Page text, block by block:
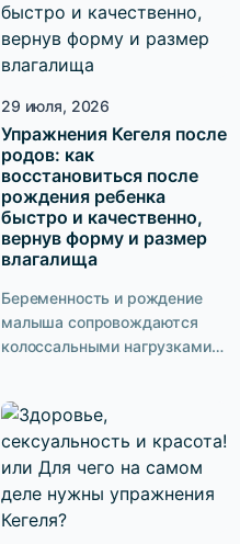
29 июля, 2026
Упражнения Кегеля после
родов: как
восстановиться после
рождения ребенка
быстро и качественно,
вернув форму и размер
влагалища
Беременность и рождение
малыша сопровождаются
колоссальными нагрузками
последовательной
послеродовой реабилитации
кратно возрастают риски
развития недержания мочи,
опущения матки и стенок